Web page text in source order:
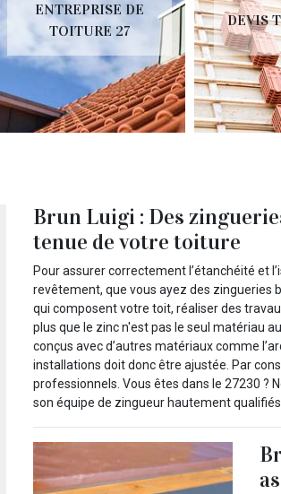
ENTREPRISE DE
TOITURE 27
DEVIS
Brun Luigi : Des
tenue de votre toiture
Pour assurer correctement l’étanchéité et
revêtement, que vous ayez des zingueries
qui composent votre toit, réaliser des
plus que le zinc n'est pas le seul matériau
conçus avec d’autres matériaux comme
installations doit donc être ajustée. Par
professionnels. Vous êtes dans le 27230 ?
son équipe de zingueur hautement